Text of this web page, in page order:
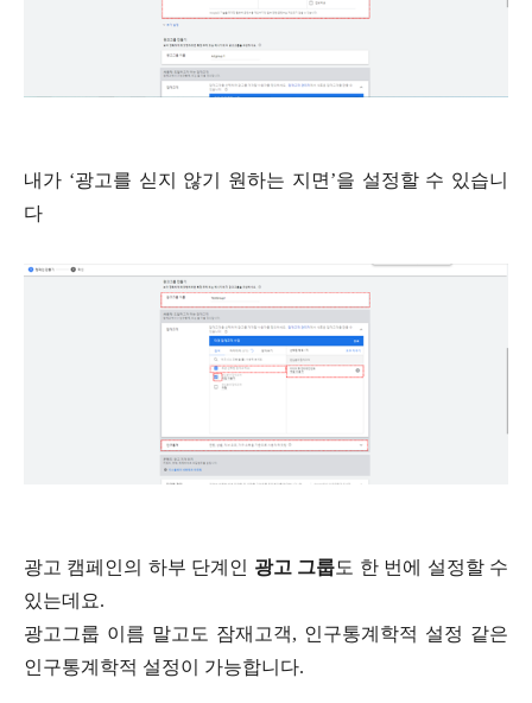
내가 ‘광고를 싣지 않기 원하는 지면’을 설정할 수 있습니
다
광고 캠페인의 하부 단계인 광고 그룹도 한 번에 설정할 수
있는데요.
광고그룹 이름 말고도 잠재고객, 인구통계학적 설정 같은
인구통계학적 설정이 가능합니다.